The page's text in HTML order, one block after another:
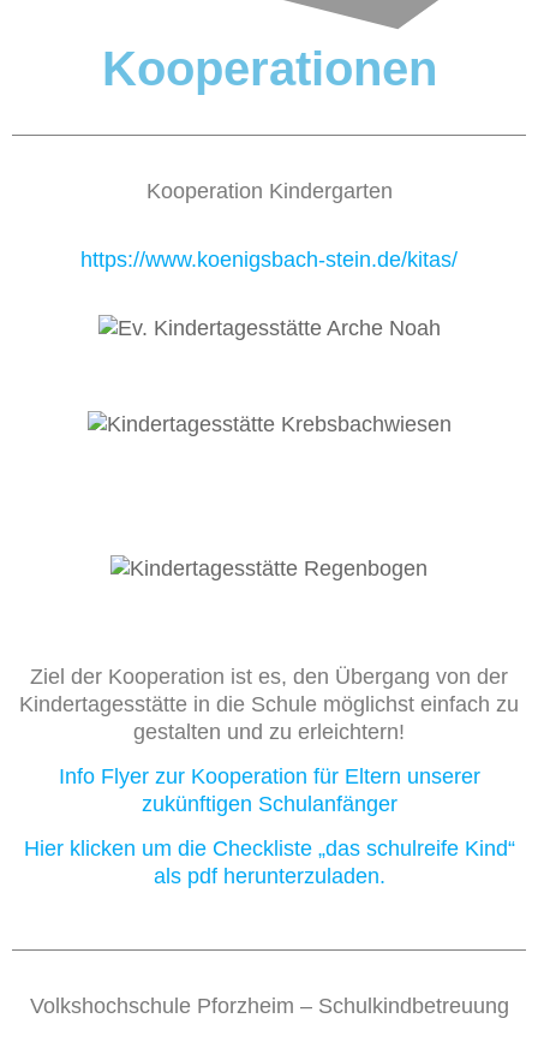
Kooperationen
Kooperation Kindergarten
https://www.koenigsbach-stein.de/kitas/
Ziel der Kooperation ist es, den Übergang von der
Kindertagesstätte in die Schule möglichst einfach zu
gestalten und zu erleichtern!
Info Flyer zur Kooperation für Eltern unserer
zukünftigen Schulanfänger
Hier klicken um die Checkliste „das schulreife Kind“
als pdf herunterzuladen.
Volkshochschule Pforzheim – Schulkindbetreuung